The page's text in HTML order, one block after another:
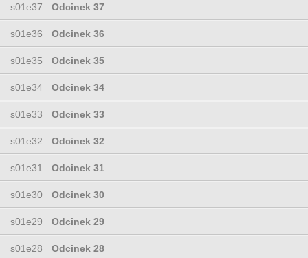
s01e37 Odcinek 37
s01e36 Odcinek 36
s01e35 Odcinek 35
s01e34 Odcinek 34
s01e33 Odcinek 33
s01e32 Odcinek 32
s01e31 Odcinek 31
s01e30 Odcinek 30
s01e29 Odcinek 29
s01e28 Odcinek 28